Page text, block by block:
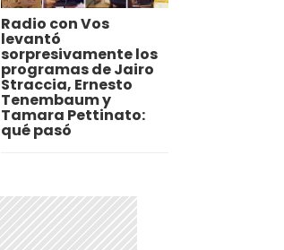
Radio con Vos
levantó
sorpresivamente los
programas de Jairo
Straccia, Ernesto
Tenembaum y
Tamara Pettinato:
qué pasó